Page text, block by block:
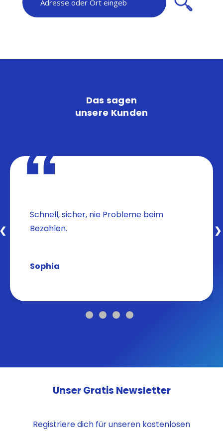
Das sagen
unsere Kunden
Schnell, sicher, nie Probleme beim
Bezahlen.
Sophia
❯
Unser Gratis Newsletter
Registriere dich für unseren kostenlosen